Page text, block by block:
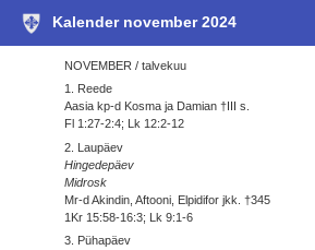
Kalender november 2024
NOVEMBER / talvekuu
1. Reede
Aasia kp-d Kosma ja Damian †III s.
Fl 1:27-2:4; Lk 12:2-12
2. Laupäev
Hingedepäev
Midrosk
Mr-d Akindin, Aftooni, Elpidifor jkk. †345
1Kr 15:58-16:3; Lk 9:1-6
3. Pühapäev